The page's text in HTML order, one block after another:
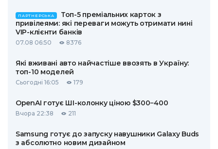
ПАРТНЕРСЬКА
Топ-5 преміальних карток з
привілеями: які переваги можуть отримати нині
VIP-клієнти банків
07.08 06:50 8376
Які вживані авто найчастіше ввозять в Україну:
топ-10 моделей
Сьогодні 16:05 179
OpenAI готує ШІ-колонку ціною $300−400
Вчора 22:38 211
Samsung готує до запуску навушники Galaxy Buds
з абсолютно новим дизайном